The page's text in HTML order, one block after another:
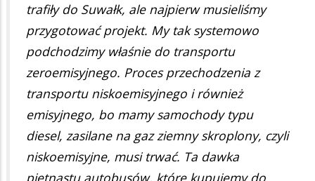
trafiły do Suwałk, ale najpierw musieliśmy
przygotować projekt. My tak systemowo
podchodzimy właśnie do transportu
zeroemisyjnego. Proces przechodzenia z
transportu niskoemisyjnego i również
emisyjnego, bo mamy samochody typu
diesel, zasilane na gaz ziemny skroplony, czyli
niskoemisyjne, musi trwać. Ta dawka